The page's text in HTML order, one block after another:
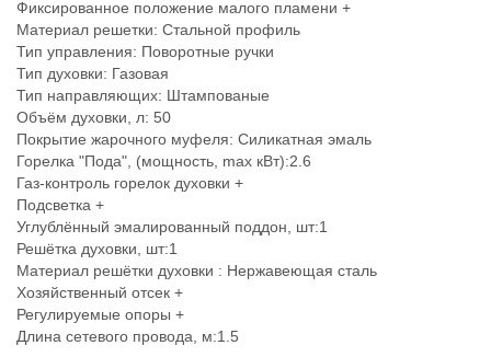
Фиксированное положение малого пламени +
Материал решетки: Стальной профиль
Тип управления: Поворотные ручки
Тип духовки: Газовая
Тип направляющих: Штампованые
Объём духовки, л: 50
Покрытие жарочного муфеля: Силикатная эмаль
Горелка "Пода", (мощность, max кВт):2.6
Газ-контроль горелок духовки +
Подсветка +
Углублённый эмалированный поддон, шт:1
Решётка духовки, шт:1
Материал решётки духовки : Нержавеющая сталь
Хозяйственный отсек +
Регулируемые опоры +
Длина сетевого провода, м:1.5